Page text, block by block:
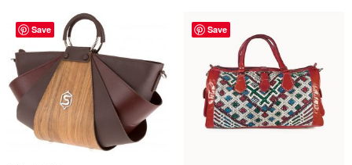
Save
Dieses
Produkt
weist
mehrere
Varianten
auf.
Save